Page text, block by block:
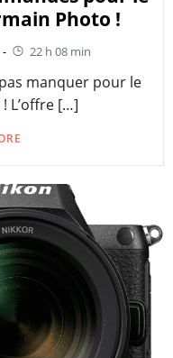
Photo !
- 22 h 08 min
manquer pour le
L’offre […]